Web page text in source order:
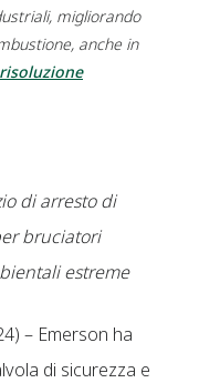
migliorando
anche in
di arresto di
bruciatori
estreme
– Emerson ha
di sicurezza e